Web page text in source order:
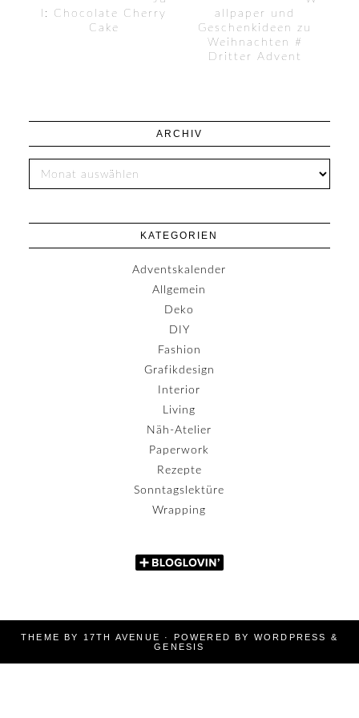
l: Chocolate Cherry
Cake
allpaper und
Geschenkideen zu
Weihnachten #
Dritter Advent
ARCHIV
KATEGORIEN
Adventskalender
Allgemein
Deko
DIY
Fashion
Grafikdesign
Interior
Living
Näh-Atelier
Paperwork
Rezepte
Sonntagslektüre
Wrapping
THEME BY 17TH AVENUE · POWERED BY WORDPRESS
&
GENESIS